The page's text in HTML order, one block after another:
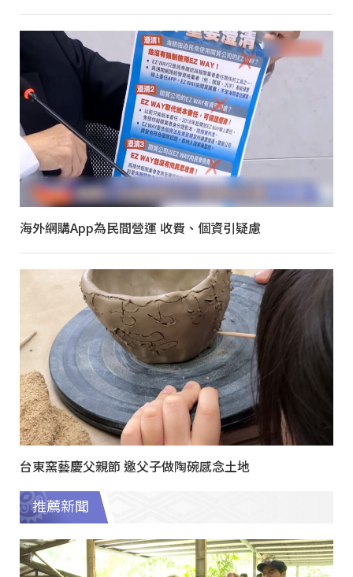
海外網購App為民間營運 收費、個資引疑慮
台東窯藝慶父親節 邀父子做陶碗感念土地
推薦新聞